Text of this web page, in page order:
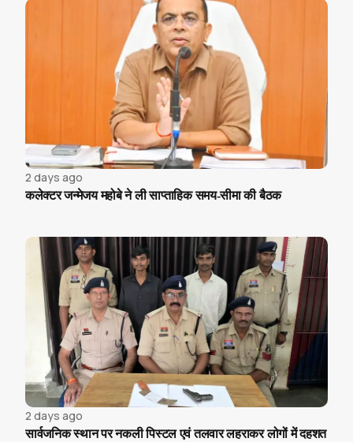
2 days ago
कलेक्टर जन्मेजय महोबे ने ली साप्ताहिक समय-सीमा की बैठक
2 days ago
सार्वजनिक स्थान पर नकली पिस्टल एवं तलवार लहराकर लोगों में दहशत